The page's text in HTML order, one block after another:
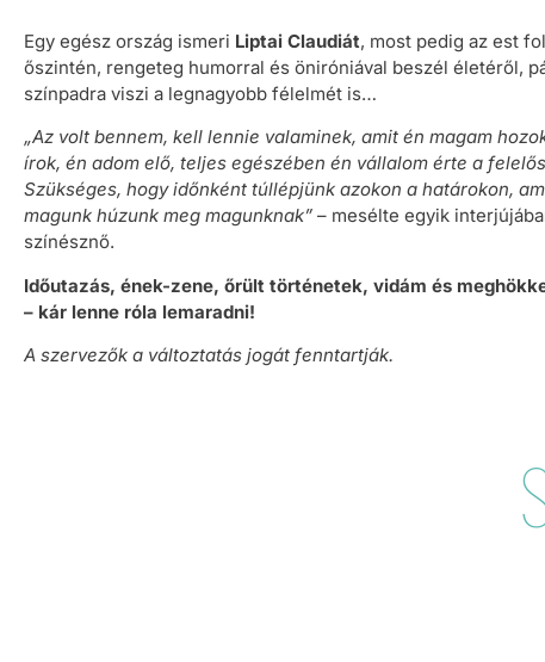
Egy egész ország ismeri Liptai Claudiát, most pedig az est
őszintén, rengeteg humorral és öniróniával beszél életéről,
színpadra viszi a legnagyobb félelmét is…
„Az volt bennem, kell lennie valaminek, amit én magam
írok, én adom elő, teljes egészében én vállalom érte a
Szükséges, hogy időnként túllépjünk azokon a határokon,
magunk húzunk meg magunknak” – mesélte egyik
színésznő.
Időutazás, ének-zene, őrült történetek, vidám és
– kár lenne róla lemaradni!
A szervezők a változtatás jogát fenntartják.